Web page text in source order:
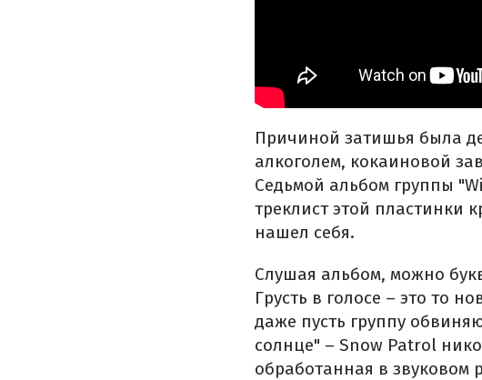
Причиной затишья была
алкоголем, кокаиновой
Седьмой альбом группы
треклист этой пластинки
нашел себя.
Слушая альбом, можно
Грусть в голосе – это то
даже пусть группу
солнце" – Snow Patrol
обработанная в звуковом